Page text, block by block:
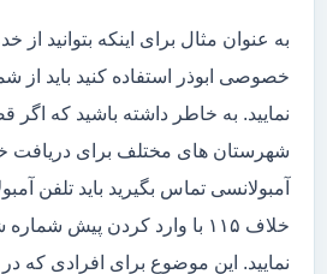
به عنوان مثال برای اینکه بتوانید از
خصوصی ابوذر استفاده کنید باید از
نمایید. به خاطر داشته باشید که اگر
شهرستان های مختلف برای دریافت
آمبولانسی تماس بگیرید باید تلفن
خلاف ۱۱۵ با وارد کردن پیش
نمایید. این موضوع برای افرادی که